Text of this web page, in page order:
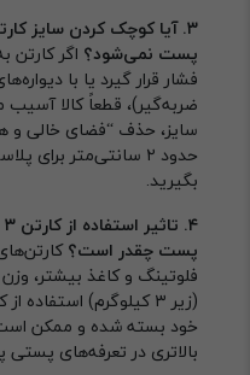
۳. آیا کوچک کردن سایز
پست نمی‌شود؟ اگر
فشار قرار گیرد یا با
ضربه‌گیر)، قطعاً کالا
سایز، حذف “فضای خالی و
حدود ۲ سانتی‌متر برای
بگیرید.
پست چقدر است؟
فلوتینگ و کاغذ بیشتر،
خود بسته شده و ممکن
بالاتری در تعرفه‌های پستی